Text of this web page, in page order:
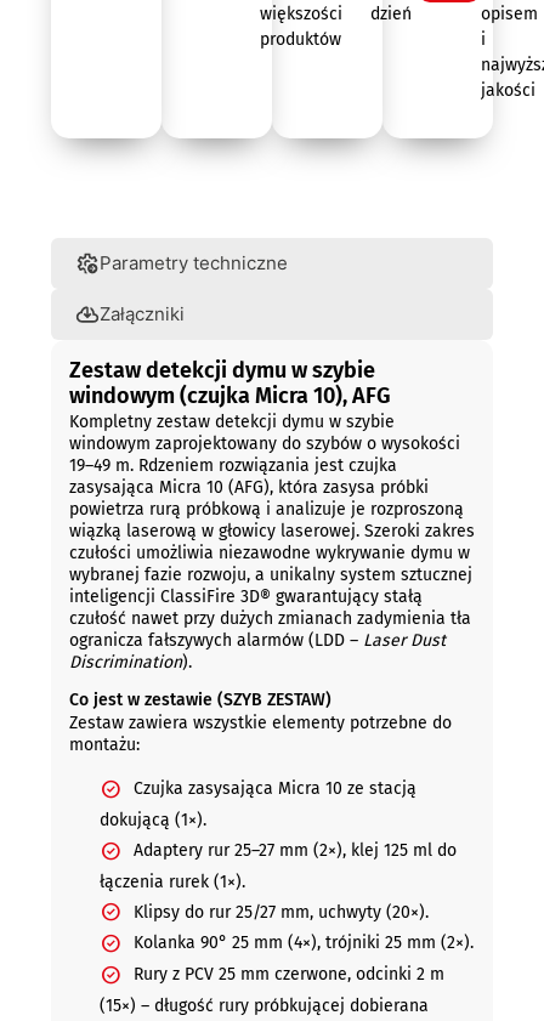
większości
produktów
dzień
opisem
i
jakości
Parametry techniczne
Załączniki
Zestaw detekcji dymu w szybie
windowym (czujka Micra 10), AFG
Kompletny zestaw detekcji dymu w szybie
windowym zaprojektowany do szybów o wysokości
19–49 m. Rdzeniem rozwiązania jest czujka
zasysająca Micra 10 (AFG), która zasysa próbki
powietrza rurą próbkową i analizuje je rozproszoną
wiązką laserową w głowicy laserowej. Szeroki zakres
czułości umożliwia niezawodne wykrywanie dymu w
wybranej fazie rozwoju, a unikalny system sztucznej
inteligencji ClassiFire 3D® gwarantujący stałą
czułość nawet przy dużych zmianach zadymienia tła
ogranicza fałszywych alarmów (LDD – Laser Dust
Discrimination).
Co jest w zestawie (SZYB ZESTAW)
Zestaw zawiera wszystkie elementy potrzebne do
montażu:
Czujka zasysająca Micra 10 ze stacją
dokującą (1×).
Adaptery rur 25–27 mm (2×), klej 125 ml do
łączenia rurek (1×).
Klipsy do rur 25/27 mm, uchwyty (20×).
Kolanka 90° 25 mm (4×), trójniki 25 mm (2×).
Rury z PCV 25 mm czerwone, odcinki 2 m
(15×) – długość rury próbkującej dobierana